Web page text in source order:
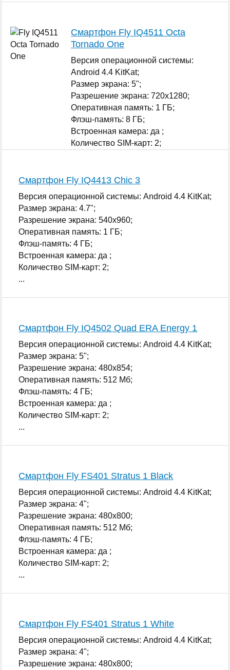
Смартфон Fly IQ4511 Octa
Tornado One
Версия операционной системы:
Android 4.4 KitKat;
Размер экрана: 5";
Разрешение экрана: 720x1280;
Оперативная память: 1 ГБ;
Флэш-память: 8 ГБ;
Встроенная камера: да ;
Количество SIM-карт: 2;
Смартфон Fly IQ4413 Chic 3
Версия операционной системы: Android 4.4 KitKat;
Размер экрана: 4.7";
Разрешение экрана: 540x960;
Оперативная память: 1 ГБ;
Флэш-память: 4 ГБ;
Встроенная камера: да ;
Количество SIM-карт: 2;
...
Смартфон Fly IQ4502 Quad ERA Energy 1
Версия операционной системы: Android 4.4 KitKat;
Размер экрана: 5";
Разрешение экрана: 480x854;
Оперативная память: 512 Мб;
Флэш-память: 4 ГБ;
Встроенная камера: да ;
Количество SIM-карт: 2;
...
Смартфон Fly FS401 Stratus 1 Black
Версия операционной системы: Android 4.4 KitKat;
Размер экрана: 4";
Разрешение экрана: 480x800;
Оперативная память: 512 Мб;
Флэш-память: 4 ГБ;
Встроенная камера: да ;
Количество SIM-карт: 2;
...
Смартфон Fly FS401 Stratus 1 White
Версия операционной системы: Android 4.4 KitKat;
Размер экрана: 4";
Разрешение экрана: 480x800;